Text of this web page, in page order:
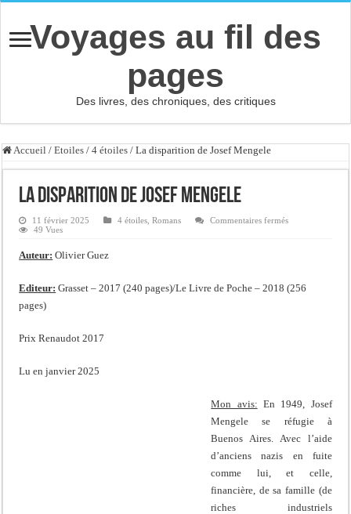
Voyages au fil des
pages
Des livres, des chroniques, des critiques
Accueil / Etoiles / 4 étoiles / La disparition de Josef Mengele
La disparition de Josef Mengele
11 février 2025 4 étoiles ,Romans Commentaires ferméssur
49 Vues
Auteur: Olivier Guez
Editeur: Grasset – 2017 (240 pages)/Le Livre de Poche – 2018 (256
pages)
Prix Renaudot 2017
Lu en janvier 2025
Mon avis: En 1949, Josef
Mengele se réfugie à
Buenos Aires. Avec l’aide
d’anciens nazis en fuite
comme lui, et celle,
financière, de sa famille (de
riches industriels